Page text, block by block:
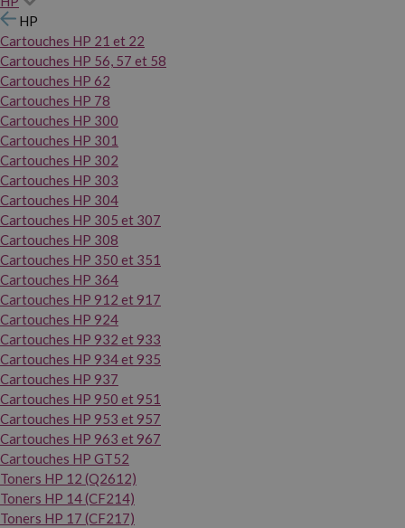
HP
Cartouches HP 21 et 22
Cartouches HP 56, 57 et 58
Cartouches HP 62
Cartouches HP 78
Cartouches HP 300
Cartouches HP 301
Cartouches HP 302
Cartouches HP 303
Cartouches HP 304
Cartouches HP 305 et 307
Cartouches HP 308
Cartouches HP 350 et 351
Cartouches HP 364
Cartouches HP 912 et 917
Cartouches HP 924
Cartouches HP 932 et 933
Cartouches HP 934 et 935
Cartouches HP 937
Cartouches HP 950 et 951
Cartouches HP 953 et 957
Cartouches HP 963 et 967
Cartouches HP GT52
Toners HP 12 (Q2612)
Toners HP 14 (CF214)
Toners HP 17 (CF217)